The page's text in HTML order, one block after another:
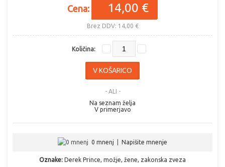
Cena: 14,00 €
Brez DDV: 14,00 €
Količina:
- ALI -
Na seznam želja
V primerjavo
0 mnenj Napišite mnenje
Oznake: Derek Prince, možje, žene, zakonska zveza